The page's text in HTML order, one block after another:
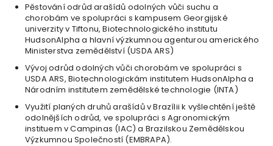
Pěstování odrůd arašídů odolných vůči suchu a
chorobám ve spolupráci s kampusem Georgijské
univerzity v Tiftonu, Biotechnologického institutu
HudsonAlpha a hlavní výzkumnou agenturou amerického
Ministerstva zemědělství (USDA ARS)
Vývoj odrůd odolných vůči chorobám ve spolupráci s
USDA ARS, Biotechnologickám institutem HudsonAlpha a
Národním institutem zemědělské technologie (INTA)
Využití planých druhů arašídů v Brazílii k vyšlechtění ještě
odolnějších odrůd, ve spolupráci s Agronomickým
instituem v Campinas (IAC) a Brazilskou Zemědělskou
Výzkumnou Společností (EMBRAPA).